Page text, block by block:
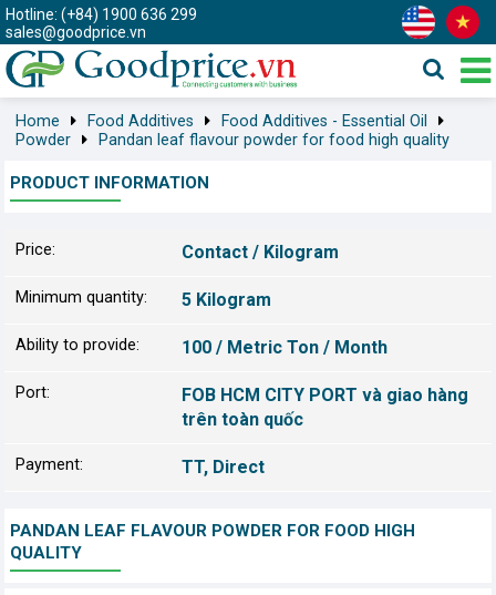
Hotline: (+84) 1900 636 299
sales@goodprice.vn
Home Food Additives
Food Additives - Essential Oil
Powder
Pandan leaf flavour powder for food high quality
PRODUCT INFORMATION
Price: Contact / Kilogram
Minimum quantity: 5 Kilogram
Ability to provide: 100 / Metric Ton / Month
Port:
FOB HCM CITY PORT và giao hàng
trên toàn quốc
Payment: TT, Direct
PANDAN LEAF FLAVOUR POWDER FOR FOOD HIGH
QUALITY